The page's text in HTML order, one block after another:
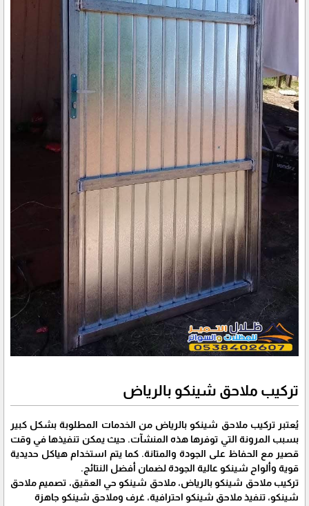
تركيب ملاحق شينكو بالرياض
يُعتبر تركيب ملاحق شينكو بالرياض من الخدمات المطلوبة بشكل كبير
بسبب المرونة التي توفرها هذه المنشآت. حيث يمكن تنفيذها في وقت
قصير مع الحفاظ على الجودة والمتانة. كما يتم استخدام هياكل حديدية
قوية وألواح شينكو عالية الجودة لضمان أفضل النتائج.
تركيب ملاحق شينكو بالرياض، ملاحق شينكو حي العقيق، تصميم ملاحق
شينكو، تنفيذ ملاحق شينكو احترافية، غرف وملاحق شينكو جاهزة